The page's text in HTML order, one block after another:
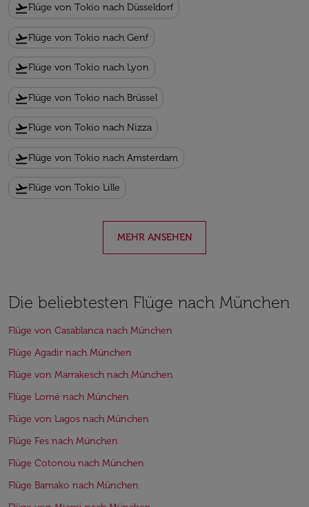
flight_takeoffFlüge von Tokio nach Düsseldorf
flight_takeoffFlüge von Tokio nach Genf
flight_takeoffFlüge von Tokio nach Lyon
flight_takeoffFlüge von Tokio nach Brüssel
flight_takeoffFlüge von Tokio nach Nizza
flight_takeoffFlüge von Tokio nach Amsterdam
flight_takeoffFlüge von Tokio Lille
MEHR ANSEHEN
Die beliebtesten Flüge nach München
Flüge von Casablanca nach München
Flüge Agadir nach München
Flüge von Marrakesch nach München
Flüge Lomé nach München
Flüge von Lagos nach München
Flüge Fes nach München
Flüge Cotonou nach München
Flüge Bamako nach München